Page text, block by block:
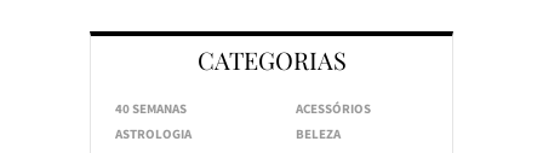
CATEGORIAS
40 SEMANAS
ACESSÓRIOS
ASTROLOGIA
BELEZA